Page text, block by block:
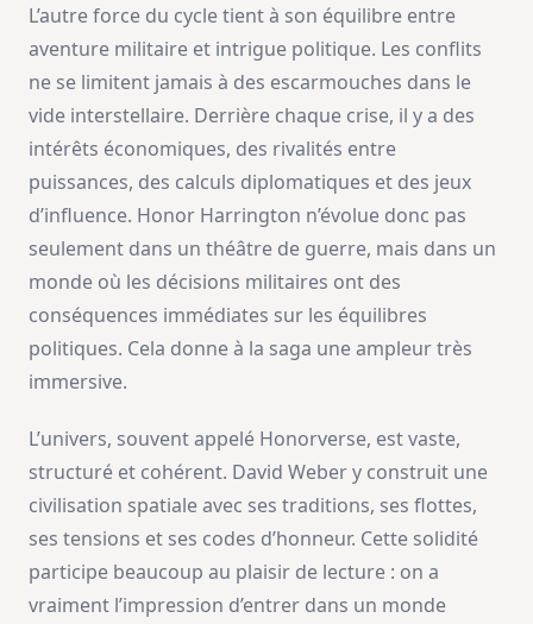
L’autre force du cycle tient à son équilibre entre
aventure militaire et intrigue politique. Les conflits
ne se limitent jamais à des escarmouches dans le
vide interstellaire. Derrière chaque crise, il y a des
intérêts économiques, des rivalités entre
puissances, des calculs diplomatiques et des jeux
d’influence. Honor Harrington n’évolue donc pas
seulement dans un théâtre de guerre, mais dans un
monde où les décisions militaires ont des
conséquences immédiates sur les équilibres
politiques. Cela donne à la saga une ampleur très
immersive.
L’univers, souvent appelé Honorverse, est vaste,
structuré et cohérent. David Weber y construit une
civilisation spatiale avec ses traditions, ses flottes,
ses tensions et ses codes d’honneur. Cette solidité
participe beaucoup au plaisir de lecture : on a
vraiment l’impression d’entrer dans un monde